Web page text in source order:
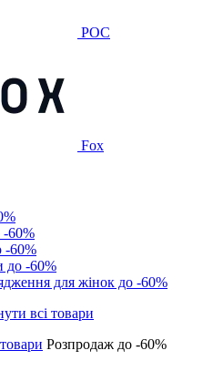
POC
Fox
-60%
-60%
до -60%
для жінок до -60%
Розпродаж до -60%